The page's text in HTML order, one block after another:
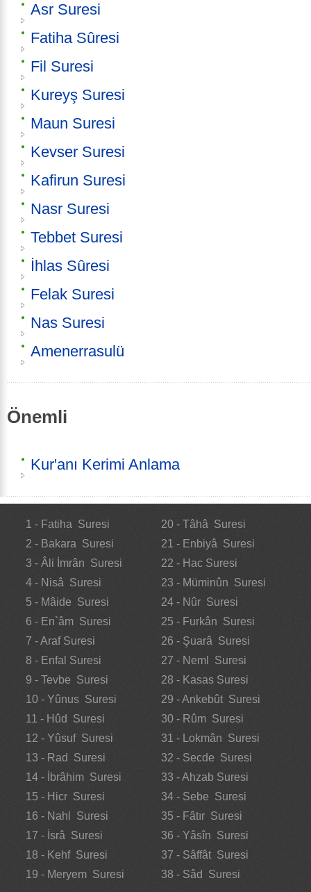
Asr Suresi
Fatiha Sûresi
Fil Suresi
Kureyş Suresi
Maun Suresi
Kevser Suresi
Kafirun Suresi
Nasr Suresi
Tebbet Suresi
İhlas Sûresi
Felak Suresi
Nas Suresi
Amenerrasulü
Önemli
Kur'anı Kerimi Anlama
1 - Fatiha Suresi
2 - Bakara Suresi
3 - Âli İmrân Suresi
4 - Nisâ Suresi
5 - Mâide Suresi
6 - En`âm Suresi
7 - Araf Suresi
8 - Enfal Suresi
9 - Tevbe Suresi
10 - Yûnus Suresi
11 - Hûd Suresi
12 - Yûsuf Suresi
13 - Rad Suresi
14 - İbrâhim Suresi
15 - Hicr Suresi
16 - Nahl Suresi
17 - İsrâ Suresi
18 - Kehf Suresi
19 - Meryem Suresi
20 - Tâhâ Suresi
21 - Enbiyâ Suresi
22 - Hac Suresi
23 - Müminûn Suresi
24 - Nûr Suresi
25 - Furkân Suresi
26 - Şuarâ Suresi
27 - Neml Suresi
28 - Kasas Suresi
29 - Ankebût Suresi
30 - Rûm Suresi
31 - Lokmân Suresi
32 - Secde Suresi
33 - Ahzab Suresi
34 - Sebe Suresi
35 - Fâtır Suresi
36 - Yâsîn Suresi
37 - Sâffât Suresi
38 - Sâd Suresi